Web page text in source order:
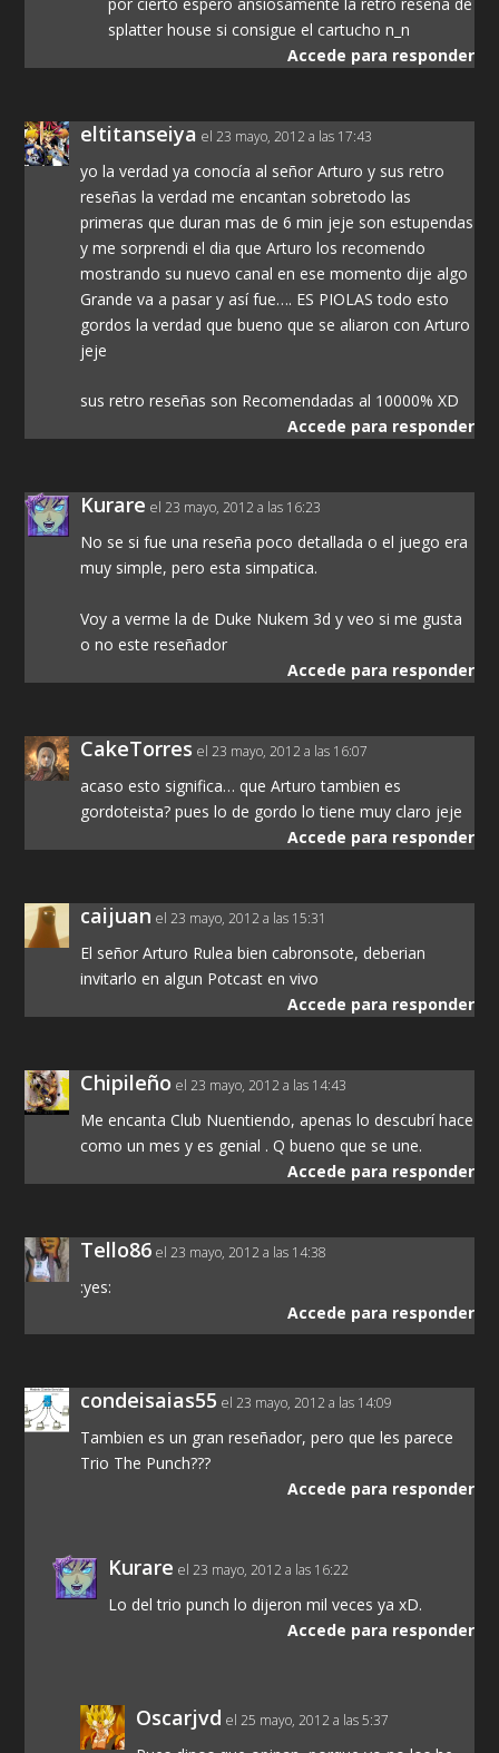
splatter house si consigue el cartucho n_n
Accede para responder
eltitanseiya el 23 mayo, 2012 a las 17:43
yo la verdad ya conocía al señor Arturo y sus retro
reseñas la verdad me encantan sobretodo las
primeras que duran mas de 6 min jeje son estupendas
y me sorprendi el dia que Arturo los recomendo
mostrando su nuevo canal en ese momento dije algo
Grande va a pasar y así fue…. ES PIOLAS todo esto
gordos la verdad que bueno que se aliaron con Arturo
jeje
sus retro reseñas son Recomendadas al 10000% XD
Accede para responder
Kurare el 23 mayo, 2012 a las 16:23
No se si fue una reseña poco detallada o el juego era
muy simple, pero esta simpatica.
Voy a verme la de Duke Nukem 3d y veo si me gusta
o no este reseñador
Accede para responder
CakeTorres el 23 mayo, 2012 a las 16:07
acaso esto significa… que Arturo tambien es
gordoteista? pues lo de gordo lo tiene muy claro jeje
Accede para responder
caijuan el 23 mayo, 2012 a las 15:31
El señor Arturo Rulea bien cabronsote, deberian
invitarlo en algun Potcast en vivo
Accede para responder
Chipileño el 23 mayo, 2012 a las 14:43
Me encanta Club Nuentiendo, apenas lo descubrí hace
como un mes y es genial . Q bueno que se une.
Accede para responder
Tello86 el 23 mayo, 2012 a las 14:38
:yes:
Accede para responder
condeisaias55 el 23 mayo, 2012 a las 14:09
Tambien es un gran reseñador, pero que les parece
Trio The Punch???
Accede para responder
Kurare el 23 mayo, 2012 a las 16:22
Lo del trio punch lo dijeron mil veces ya xD.
Accede para responder
Oscarjvd el 25 mayo, 2012 a las 5:37